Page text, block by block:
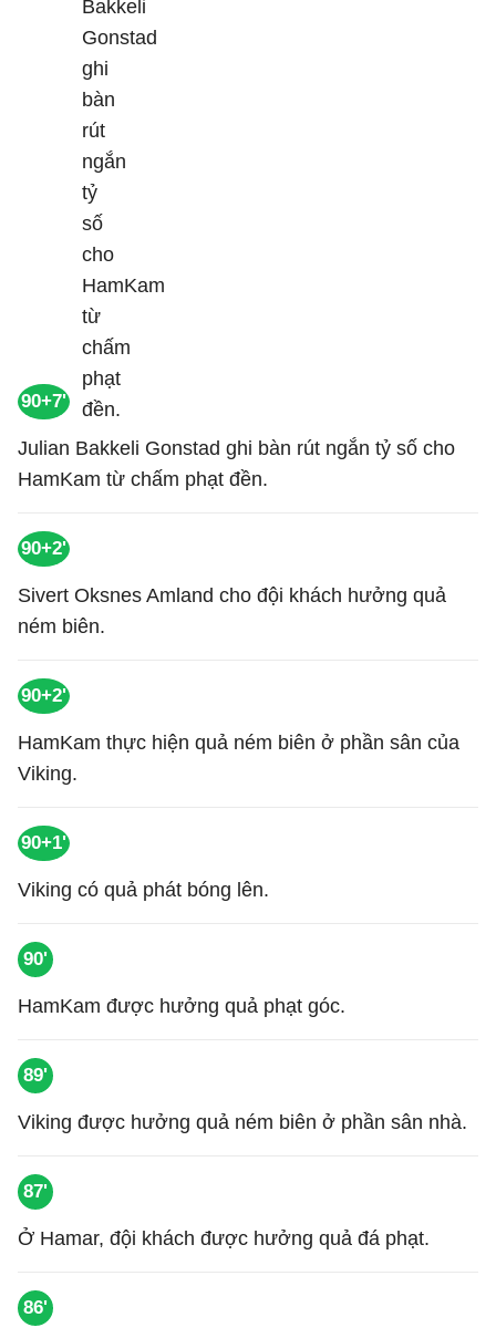
90+7'
Julian Bakkeli Gonstad ghi bàn rút ngắn tỷ số cho
HamKam từ chấm phạt đền.
90+2'
Sivert Oksnes Amland cho đội khách hưởng quả
ném biên.
90+2'
HamKam thực hiện quả ném biên ở phần sân của
Viking.
90+1'
Viking có quả phát bóng lên.
90'
HamKam được hưởng quả phạt góc.
89'
Viking được hưởng quả ném biên ở phần sân nhà.
87'
Ở Hamar, đội khách được hưởng quả đá phạt.
86'